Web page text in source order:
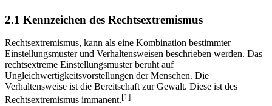
2.1 Kennzeichen des Rechtsextremismus
Rechtsextremismus, kann als eine Kombination bestimmter
Einstellungsmuster und Verhaltensweisen beschrieben werden. Das
rechtsextreme Einstellungsmuster beruht auf
Ungleichwertigkeitsvorstellungen der Menschen. Die
Verhaltensweise ist die Bereitschaft zur Gewalt. Diese ist des
Rechtsextremismus immanent.[1]